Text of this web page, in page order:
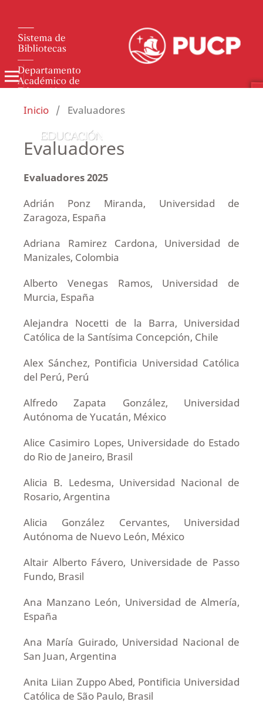
Inicio / Evaluadores
Evaluadores
Evaluadores 2025
Adrián Ponz Miranda, Universidad de
Zaragoza, España
Adriana Ramirez Cardona, Universidad de
Manizales, Colombia
Alberto Venegas Ramos, Universidad de
Murcia, España
Alejandra Nocetti de la Barra, Universidad
Católica de la Santísima Concepción, Chile
Alex Sánchez, Pontificia Universidad Católica
del Perú, Perú
Alfredo Zapata González, Universidad
Autónoma de Yucatán, México
Alice Casimiro Lopes, Universidade do Estado
do Rio de Janeiro, Brasil
Alicia B. Ledesma, Universidad Nacional de
Rosario, Argentina
Alicia González Cervantes, Universidad
Autónoma de Nuevo León, México
Altair Alberto Fávero, Universidade de Passo
Fundo, Brasil
Ana Manzano León, Universidad de Almería,
España
Ana María Guirado, Universidad Nacional de
San Juan, Argentina
Anita Liian Zuppo Abed, Pontificia Universidad
Católica de São Paulo, Brasil